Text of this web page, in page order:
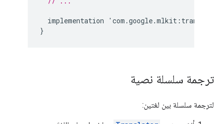
implementation ' com .google.mlkit : translate
}
ترجمة سلسلة نصية
لترجمة سلسلة بين لغتين: